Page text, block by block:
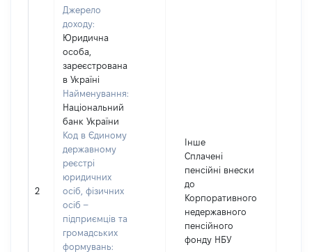
2
Джерело
доходу:
Юридична
особа,
зареєстрована
в Україні
Найменування:
Національний
банк України
Код в Єдиному
державному
реєстрі
юридичних
осіб, фізичних
осіб –
підприємців та
громадських
формувань:
Інше
Сплачені
пенсійні внески
до
Корпоративного
недержавного
пенсійного
фонду НБУ